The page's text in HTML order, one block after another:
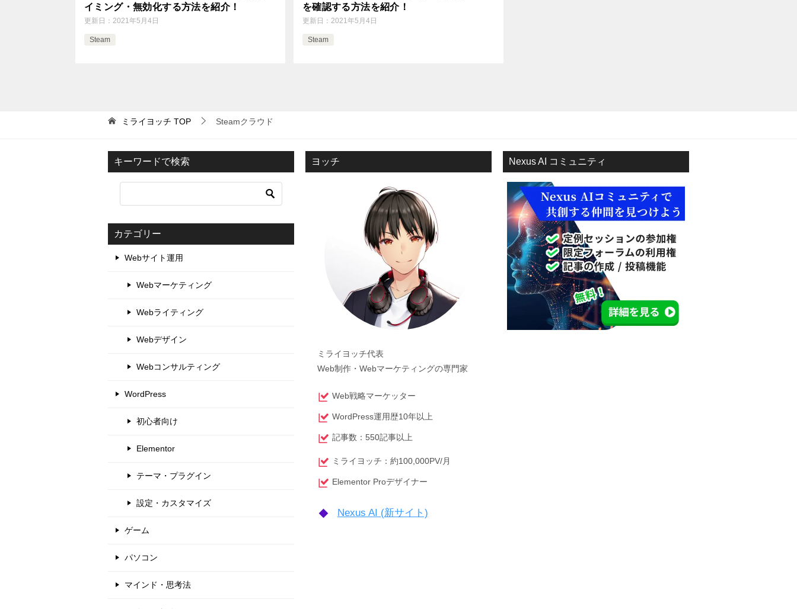
イミング・無効化する方法を紹介！
更新日： 2021年5月4日
Steam
を確認する方法を紹介！
更新日： 2021年5月4日
Steam
ミライヨッチ TOP Steamクラウド
キーワードで検索
カテゴリー
Webサイト運用
Webマーケティング
Webライティング
Webデザイン
Webコンサルティング
WordPress
初心者向け
Elementor
テーマ・プラグイン
設定・カスタマイズ
ゲーム
パソコン
マインド・思考法
ヨッチ
ミライヨッチ代表
Web制作・Webマーケティングの専門家
Web戦略マーケッター
WordPress運用歴10年以上
記事数：550記事以上
ミライヨッチ：約100,000PV/月
Elementor Proデザイナー
Nexus AI (新サイト)
Nexus AI コミュニティ